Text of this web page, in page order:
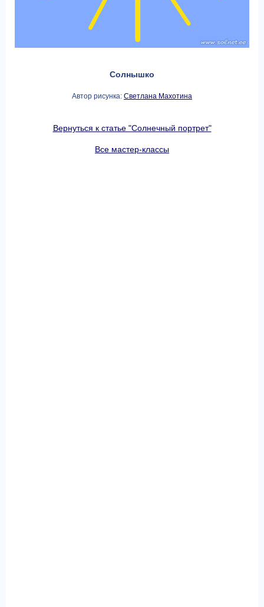
Солнышко
Автор рисунка: Светлана Махотина
Вернуться к статье "Солнечный портрет"
Все мастер-классы